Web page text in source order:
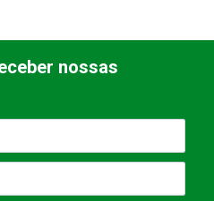
nossas